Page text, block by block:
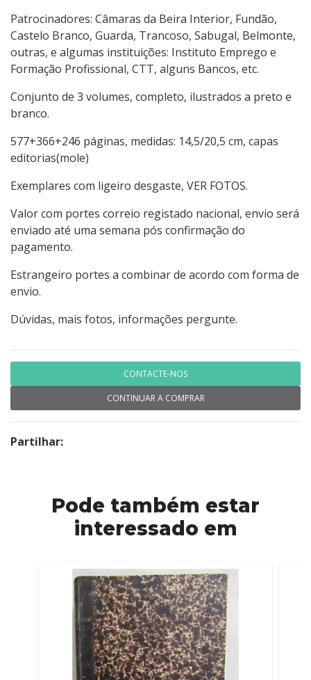
Patrocinadores: Câmaras da Beira Interior, Fundão,
Castelo Branco, Guarda, Trancoso, Sabugal, Belmonte,
outras, e algumas instituições: Instituto Emprego e
Formação Profissional, CTT, alguns Bancos, etc.
Conjunto de 3 volumes, completo, ilustrados a preto e
branco.
577+366+246 páginas, medidas: 14,5/20,5 cm, capas
editorias(mole)
Exemplares com ligeiro desgaste, VER FOTOS.
Valor com portes correio registado nacional, envio será
enviado até uma semana pós confirmação do
pagamento.
Estrangeiro portes a combinar de acordo com forma de
envio.
Dúvidas, mais fotos, informações pergunte.
CONTACTE-NOS
CONTINUAR A COMPRAR
Partilhar:
Pode também estar
interessado em